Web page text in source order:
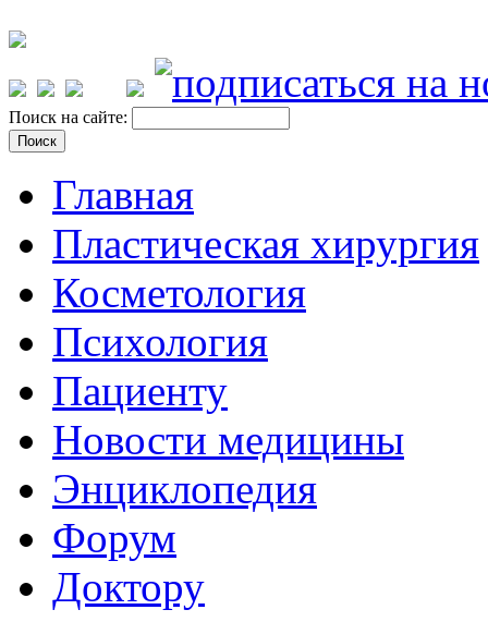
Поиск на сайте:
Главная
Пластическая хирургия
Косметология
Психология
Пациенту
Новости медицины
Энциклопедия
Форум
Доктору